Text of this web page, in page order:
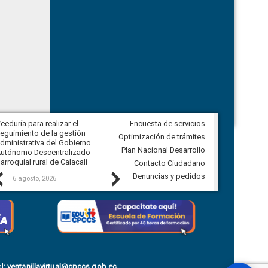
Previous
para realizar el
de la gestión
del Gobierno
Descentralizado
rural de Calacalí
6 agosto, 2026
Veeduría para vigilar los acuerdos,
derivados de la Audiencia Pública
comunidad Urbina, parroquia la
Carolina
5 agosto, 2026
Next
Encuesta de servicios
Optimización de trámites
Plan Nacional Desarrollo
Contacto Ciudadano
Denuncias y pedidos